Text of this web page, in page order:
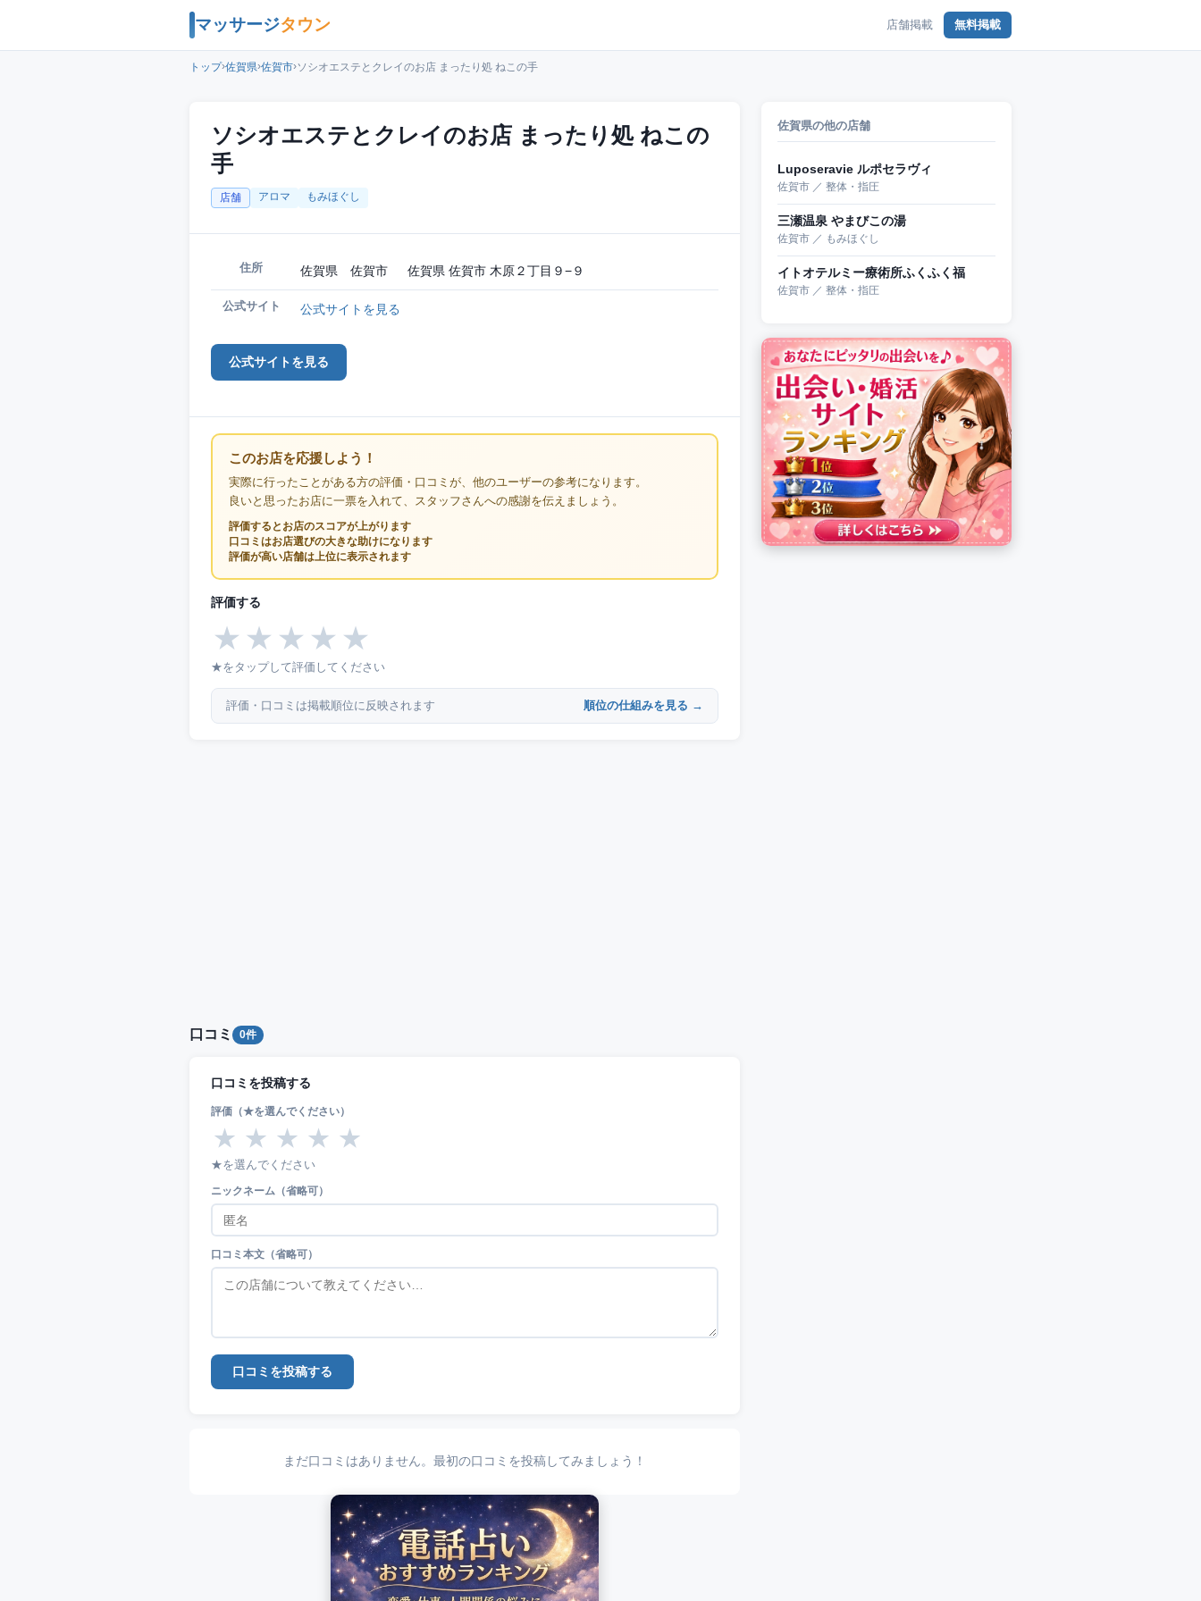
マッサージタウン 店舗掲載 無料掲載
トップ›佐賀県›佐賀市›ソシオエステとクレイのお店 まったり処 ねこの手
ソシオエステとクレイのお店 まったり処 ねこの
手
店舗 アロマ もみほぐし
住所 佐賀県 佐賀市 佐賀県 佐賀市 木原２丁目９−９
公式サイト 公式サイトを見る
公式サイトを見る
このお店を応援しよう！
実際に行ったことがある方の評価・口コミが、他のユーザーの参考になります。
良いと思ったお店に一票を入れて、スタッフさんへの感謝を伝えましょう。
評価するとお店のスコアが上がります
口コミはお店選びの大きな助けになります
評価が高い店舗は上位に表示されます
評価する
★ ★ ★ ★ ★
★をタップして評価してください
評価・口コミは掲載順位に反映されます 順位の仕組みを見る →
口コミ 0件
口コミを投稿する
評価（★を選んでください）
★ ★ ★ ★ ★
★を選んでください
ニックネーム（省略可）
口コミ本文（省略可）
口コミを投稿する
まだ口コミはありません。最初の口コミを投稿してみましょう！
佐賀県の他の店舗
Luposeravie ルポセラヴィ
佐賀市 ／ 整体・指圧
三瀬温泉 やまびこの湯
佐賀市 ／ もみほぐし
イトオテルミー療術所ふくふく福
佐賀市 ／ 整体・指圧